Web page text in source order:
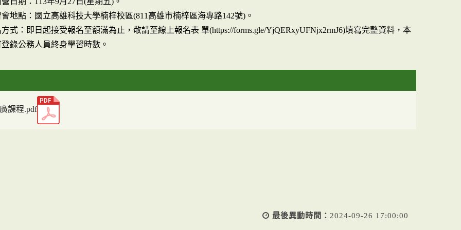
地點：國立高雄科技大學楠梓校區(811高雄市楠梓區海專路142號)。
式：即日起接受報名至額滿為止，敬請至線上報名表 單(https://forms.gle/YjQERxyUFNjx2rmJ6)填寫完整資料，本
錄公務人員終身學習時數。
課程.pdf
最後異動時間： 2024-09-26 17:00:00